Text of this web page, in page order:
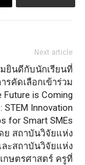
Next article
ยินดีกับนักเรียนที่
รคัดเลือกเข้าร่วม
Future is Coming
: STEM Innovation
for Smart SMEs
ย สถาบันวิจัยแห่ง
ะสถาบันวิจัยแห่ง
กษตรศาสตร์ ครูที่